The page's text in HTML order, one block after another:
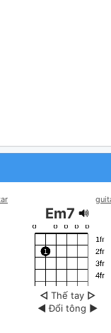
Em7
◁ Thế tay ▷
◀ Đổi tông ▶